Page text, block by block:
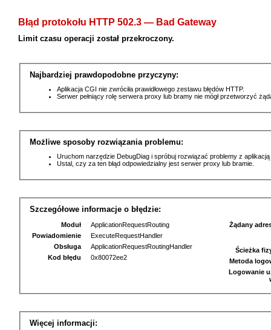
Błąd protokołu HTTP 502.3 — Bad Gateway
Limit czasu operacji został przekroczony.
Najbardziej prawdopodobne przyczyny:
Aplikacja CGI nie zwróciła prawidłowego zestawu błędów HTTP.
Serwer pełniący rolę serwera proxy lub bramy nie mógł przetworzyć
Możliwe sposoby rozwiązania problemu:
Uruchom narzędzie DebugDiag i spróbuj rozwiązać problemy z
Ustal, czy za ten błąd odpowiedzialny jest serwer proxy lub bramie.
Szczegółowe informacje o błędzie:
Moduł
ApplicationRequestRouting
Powiadomienie
ExecuteRequestHandler
Obsługa
ApplicationRequestRoutingHandler
Kod błędu
0x80072ee2
Żądany
Ścieżka
Metoda
Logowanie
Więcej informacji: